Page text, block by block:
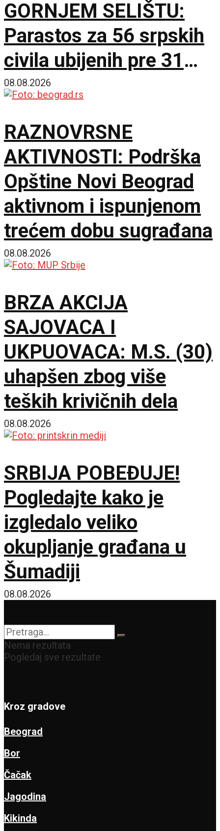
GORNJEM SELIŠTU:
Parastos za 56 srpskih
civila ubijenih pre 31
godinu
08.08.2026
RAZNOVRSNE
AKTIVNOSTI: Podrška
Opštine Novi Beograd
aktivnom i ispunjenom
trećem dobu sugrađana
08.08.2026
BRZA AKCIJA
SAJOVACA I
UKPUOVACA: M.S. (30)
uhapšen zbog više
teških krivičnih dela
08.08.2026
SRBIJA POBEĐUJE!
Pogledajte kako je
izgledalo veliko
okupljanje građana u
Šumadiji
08.08.2026
Nema rezultata
Pogledaj sve rezultate
Kroz gradove
Beograd
Bor
Čačak
Jagodina
Kikinda